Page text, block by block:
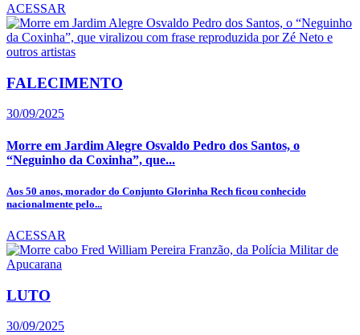
ACESSAR
FALECIMENTO
30/09/2025
Morre em Jardim Alegre Osvaldo Pedro dos Santos, o
“Neguinho da Coxinha”, que...
Aos 50 anos, morador do Conjunto Glorinha Rech ficou conhecido
nacionalmente pelo...
ACESSAR
LUTO
30/09/2025